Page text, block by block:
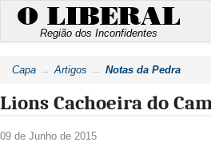
O LIBERAL
Região dos Inconfidentes
Capa Artigos Notas da Pedra
Lions Cachoeira do
09 de Junho de 2015